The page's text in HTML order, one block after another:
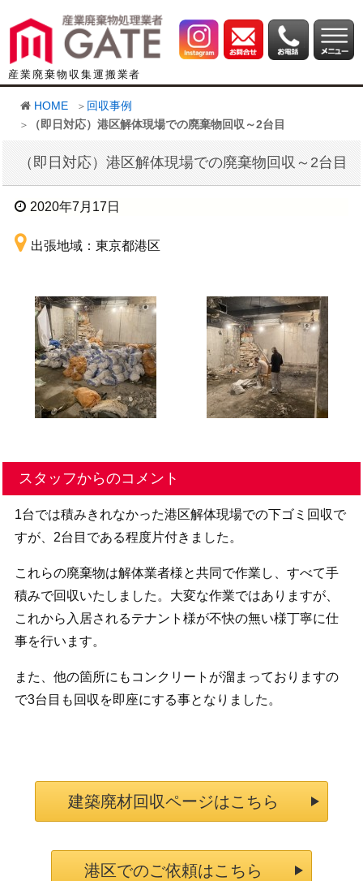
産業廃棄物収集運搬業者
HOME
回収事例
（即日対応）港区解体現場での廃棄物回収～2台目
（即日対応）港区解体現場での廃棄物回収～2台目
2020年7月17日
出張地域：東京都港区
スタッフからのコメント
1台では積みきれなかった港区解体現場での下ゴミ回収で
すが、2台目である程度片付きました。
これらの廃棄物は解体業者様と共同で作業し、すべて手
積みで回収いたしました。大変な作業ではありますが、
これから入居されるテナント様が不快の無い様丁寧に仕
事を行います。
また、他の箇所にもコンクリートが溜まっておりますの
で3台目も回収を即座にする事となりました。
建築廃材回収ページはこちら
港区でのご依頼はこちら